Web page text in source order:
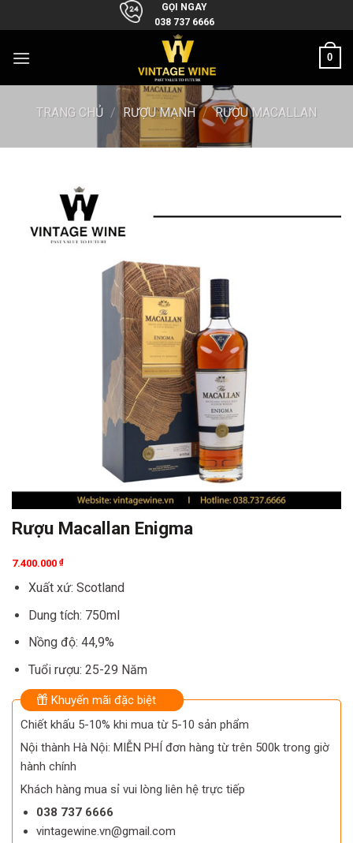
to
GỌI NGAY
038 737 6666
0
TRANG CHỦ / RƯỢU MẠNH / RƯỢU MACALLAN
Rượu Macallan Enigma
7.400.000 ₫
Xuất xứ: Scotland
Dung tích: 750ml
Nồng độ: 44,9%
Tuổi rượu: 25-29 Năm
Khuyến mãi đặc biệt
Chiết khấu 5-10% khi mua từ 5-10 sản phẩm
Nội thành Hà Nội: MIỄN PHÍ đơn hàng từ trên 500k trong giờ
hành chính
Khách hàng mua sỉ vui lòng liên hệ trực tiếp
038 737 6666
vintagewine.vn@gmail.com